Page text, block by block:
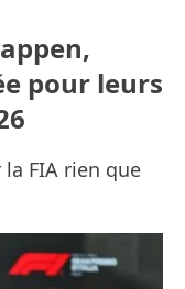
pour leurs
FIA rien que